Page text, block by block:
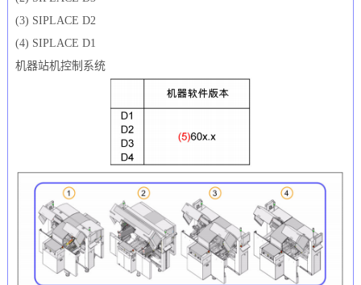
(3) SIPLACE D2
(4) SIPLACE D1
机器站机控制系统